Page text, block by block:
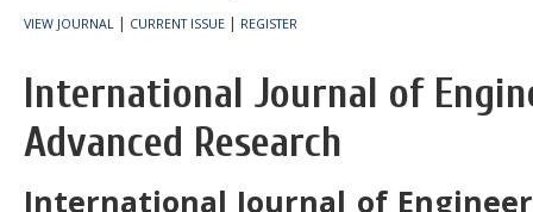
VIEW JOURNAL | CURRENT ISSUE | REGISTER
International Journal of
Advanced Research
International Journal of